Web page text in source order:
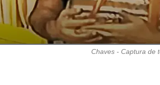
Chaves - Captura de